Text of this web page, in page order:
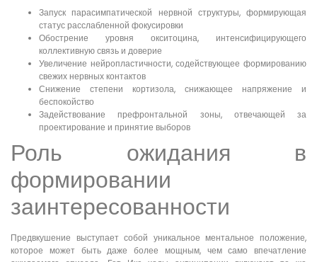
Запуск парасимпатической нервной структуры, формирующая
статус расслабленной фокусировки
Обострение уровня окситоцина, интенсифицирующего
коллективную связь и доверие
Увеличение нейропластичности, содействующее формированию
свежих нервных контактов
Снижение степени кортизола, снижающее напряжение и
беспокойство
Задействование префронтальной зоны, отвечающей за
проектирование и принятие выборов
Роль ожидания в
формировании
заинтересованности
Предвкушение выступает собой уникальное ментальное положение,
которое может быть даже более мощным, чем само впечатление